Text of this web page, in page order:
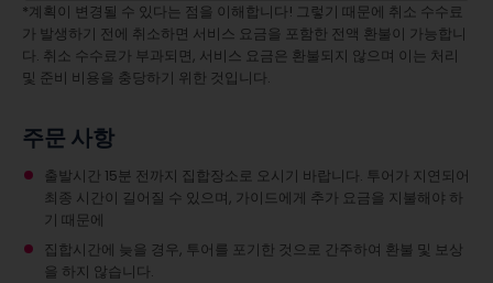
*계획이 변경될 수 있다는 점을 이해합니다! 그렇기 때문에 취소 수수료
가 발생하기 전에 취소하면 서비스 요금을 포함한 전액 환불이 가능합니
다. 취소 수수료가 부과되면, 서비스 요금은 환불되지 않으며 이는 처리
및 준비 비용을 충당하기 위한 것입니다.
주문 사항
출발시간 15분 전까지 집합장소로 오시기 바랍니다. 투어가 지연되어
최종 시간이 길어질 수 있으며, 가이드에게 추가 요금을 지불해야 하
기 때문에
집합시간에 늦을 경우, 투어를 포기한 것으로 간주하여 환불 및 보상
을 하지 않습니다.